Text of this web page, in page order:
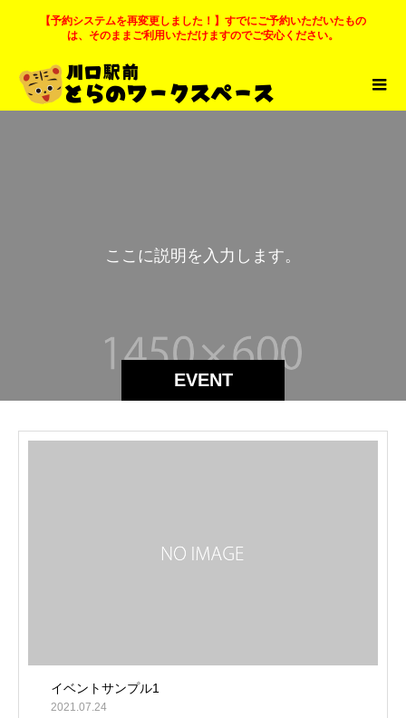
【予約システムを再変更しました！】すでにご予約いただいたもの
は、そのままご利用いただけますのでご安心ください。
EVENT
こ こ に説明 を 入 力 し ま す。
イベントサンプル1
2021.07.24